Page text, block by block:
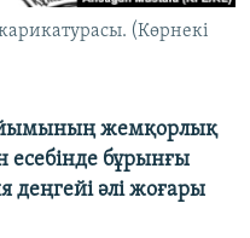
(Көрнекі
жемқорлық
есебінде бұрынғы
деңгейі әлі жоғары